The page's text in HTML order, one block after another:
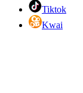
Tiktok
Kwai